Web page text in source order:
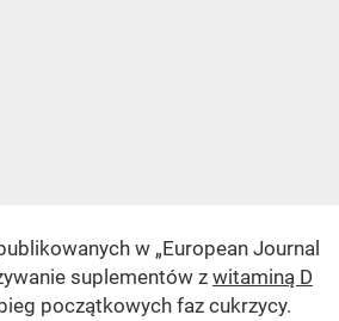
w „European Journal
suplementów z witaminą D
początkowych faz cukrzycy.